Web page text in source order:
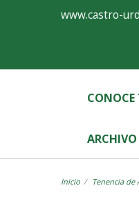
Formulariowww.castro-
Inicio Tenencia de